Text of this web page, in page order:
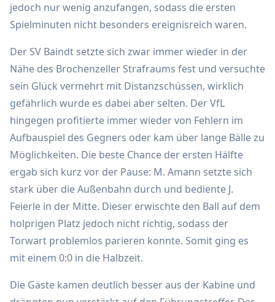
jedoch nur wenig anzufangen, sodass die ersten
Spielminuten nicht besonders ereignisreich waren.
Der SV Baindt setzte sich zwar immer wieder in der
Nähe des Brochenzeller Strafraums fest und versuchte
sein Glück vermehrt mit Distanzschüssen, wirklich
gefährlich wurde es dabei aber selten. Der VfL
hingegen profitierte immer wieder von Fehlern im
Aufbauspiel des Gegners oder kam über lange Bälle zu
Möglichkeiten. Die beste Chance der ersten Hälfte
ergab sich kurz vor der Pause: M. Amann setzte sich
stark über die Außenbahn durch und bediente J.
Feierle in der Mitte. Dieser erwischte den Ball auf dem
holprigen Platz jedoch nicht richtig, sodass der
Torwart problemlos parieren konnte. Somit ging es
mit einem 0:0 in die Halbzeit.
Die Gäste kamen deutlich besser aus der Kabine und